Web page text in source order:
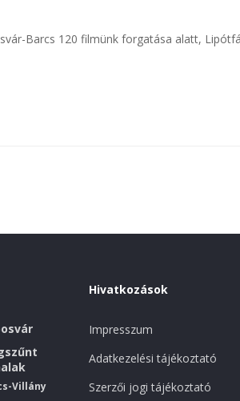
Barcs 120 filmünk forgatása alatt,
Villány
Hivatkozások
Impresszum
Adatkezelési tájékoztató
Szerzői jogi tájékoztató